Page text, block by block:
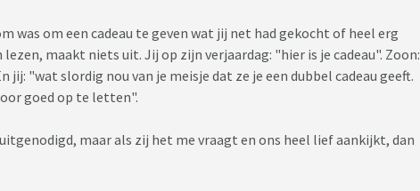
was om een cadeau te geven wat jij net had gekocht of heel erg
maakt niets uit. Jij op zijn verjaardag: "hier is je cadeau". Zoon:
jij: "wat slordig nou van je meisje dat ze je een dubbel cadeau geeft.
goed op te letten".
maar als zij het me vraagt en ons heel lief aankijkt, dan